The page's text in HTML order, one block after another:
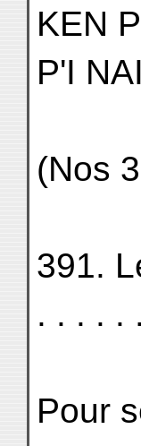
KEN
P'I
(Nos
391.
. . . . .
Pour